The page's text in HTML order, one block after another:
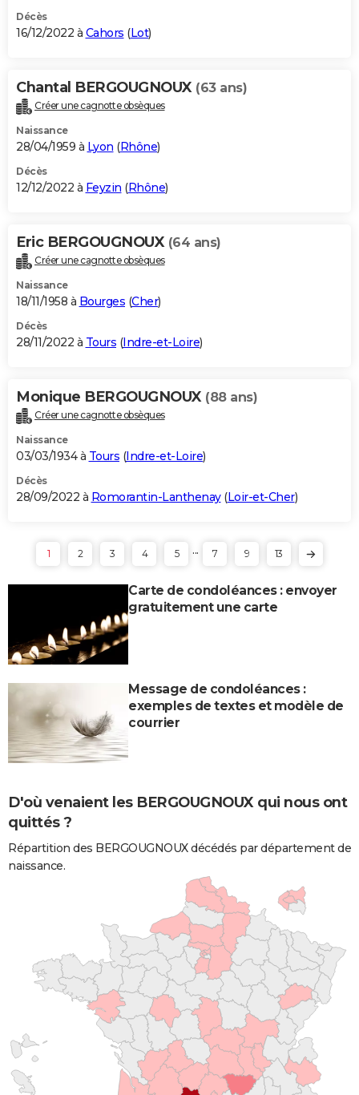
Décès
16/12/2022 à Cahors (Lot)
Chantal BERGOUGNOUX (63 ans)
Créer une cagnotte obsèques
Naissance
28/04/1959 à Lyon (Rhône)
Décès
12/12/2022 à Feyzin (Rhône)
Eric BERGOUGNOUX (64 ans)
Créer une cagnotte obsèques
Naissance
18/11/1958 à Bourges (Cher)
Décès
28/11/2022 à Tours (Indre-et-Loire)
Monique BERGOUGNOUX (88 ans)
Créer une cagnotte obsèques
Naissance
03/03/1934 à Tours (Indre-et-Loire)
Décès
28/09/2022 à Romorantin-Lanthenay(Loir-et-Cher)
1 2 3 4 5 ... 7 9 13
Carte de condoléances : envoyer
gratuitement une carte
Message de condoléances :
exemples de textes et modèle de
courrier
D'où venaient les BERGOUGNOUX qui nous ont
quittés ?
Répartition des BERGOUGNOUX décédés par département de
naissance.